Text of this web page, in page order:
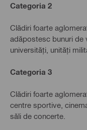
Categoria 2
Clădiri foarte
adăpostesc bunuri de
universități, unități
Categoria 3
Clădiri foarte
centre sportive,
săli de concerte.